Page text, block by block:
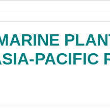
PACIFIC